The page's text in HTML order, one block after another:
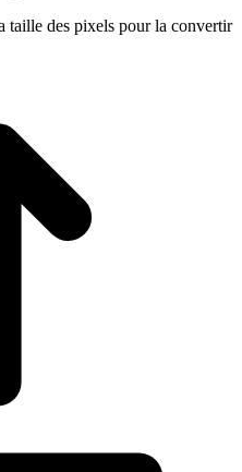
taille des pixels pour la convertir